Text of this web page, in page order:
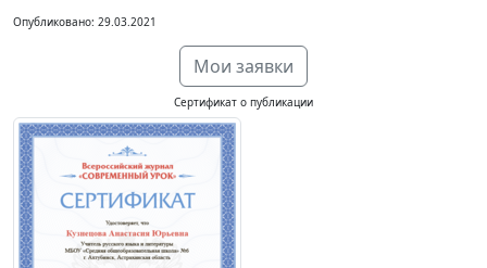
Опубликовано: 29.03.2021
Мои заявки
Сертификат о публикации